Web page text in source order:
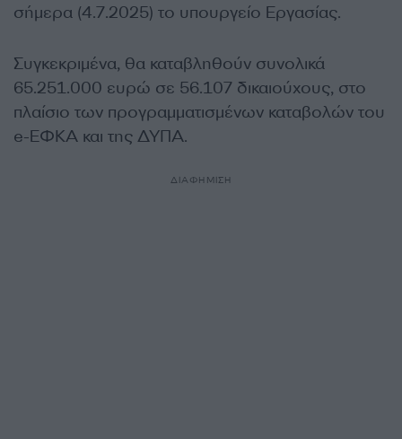
σήμερα (4.7.2025) το υπουργείο Εργασίας.
Συγκεκριμένα, θα καταβληθούν συνολικά
65.251.000 ευρώ σε 56.107 δικαιούχους, στο
πλαίσιο των προγραμματισμένων καταβολών του
e-ΕΦΚΑ και της ΔΥΠΑ.
ΔΙΑΦΗΜΙΣΗ